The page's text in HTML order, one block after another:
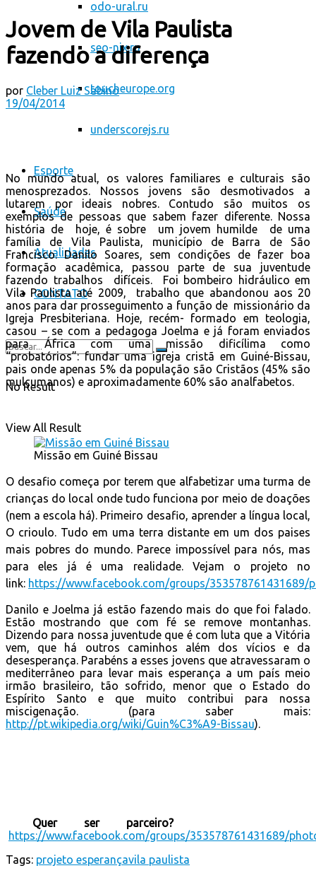
odo-ural.ru
seo-nix.ru
toucheurope.org
underscorejs.ru
Esporte
Saúde
Atualidades
CONTATO
No Result
View All Result
Jovem de Vila Paulista
fazendo a diferença
por Cleber Luiz Sabino
19/04/2014
No mundo atual, os valores familiares e culturais são
menosprezados. Nossos jovens são desmotivados a
lutarem por ideais nobres. Contudo são muitos os
exemplos de pessoas que sabem fazer diferente. Nossa
história de hoje, é sobre um jovem humilde de uma
família de Vila Paulista, município de Barra de São
Francisco. Danilo Soares, sem condições de fazer boa
formação acadêmica, passou parte de sua juventude
fazendo trabalhos difíceis. Foi bombeiro hidráulico em
Vila Paulista até 2009, trabalho que abandonou aos 20
anos para dar prosseguimento a função de missionário da
Igreja Presbiteriana. Hoje, recém- formado em teologia,
casou – se com a pedagoga Joelma e já foram enviados
para África com uma missão dificílima como
“probatórios”: fundar uma igreja cristã em Guiné-Bissau,
pais onde apenas 5% da população são Cristãos (45% são
mulçumanos) e aproximadamente 60% são analfabetos.
Missão em Guiné Bissau
O desafio começa por terem que alfabetizar uma turma de
crianças do local onde tudo funciona por meio de doações
(nem a escola há). Primeiro desafio, aprender a língua local,
O crioulo. Tudo em uma terra distante em um dos paises
mais pobres do mundo. Parece impossível para nós, mas
para eles já é uma realidade. Vejam o projeto no
link: https://www.facebook.com/groups/353578761431689/
Danilo e Joelma já estão fazendo mais do que foi falado.
Estão mostrando que com fé se remove montanhas.
Dizendo para nossa juventude que é com luta que a Vitória
vem, que há outros caminhos além dos vícios e da
desesperança. Parabéns a esses jovens que atravessaram o
mediterrâneo para levar mais esperança a um país meio
irmão brasileiro, tão sofrido, menor que o Estado do
Espírito Santo e que muito contribui para nossa
miscigenação. (para saber mais:
http://pt.wikipedia.org/wiki/Guin%C3%A9-Bissau).
Quer ser parceiro?
https://www.facebook.com/groups/353578761431689/
Tags: projeto esperançavila paulista